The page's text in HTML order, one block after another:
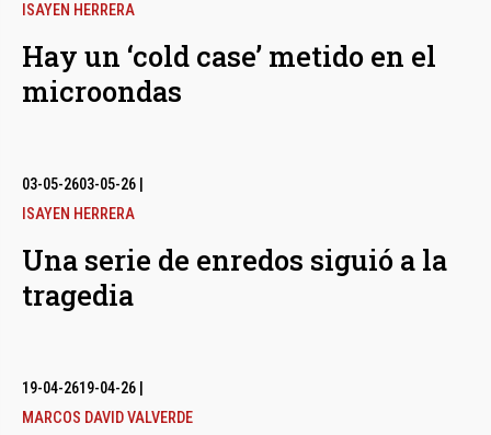
ISAYEN HERRERA
Hay un ‘cold case’ metido en el
microondas
03-05-2603-05-26
ISAYEN HERRERA
Una serie de enredos siguió a la
tragedia
19-04-2619-04-26
MARCOS DAVID VALVERDE